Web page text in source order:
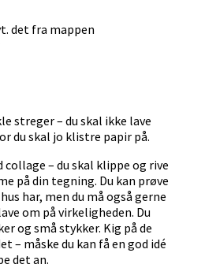
det fra mappen
streger – du skal ikke lave
du skal jo klistre papir på.
collage – du skal klippe og rive
på din tegning. Du kan prøve
har, men du må også gerne
om på virkeligheden. Du
og små stykker. Kig på de
– måske du kan få en god idé
det an.